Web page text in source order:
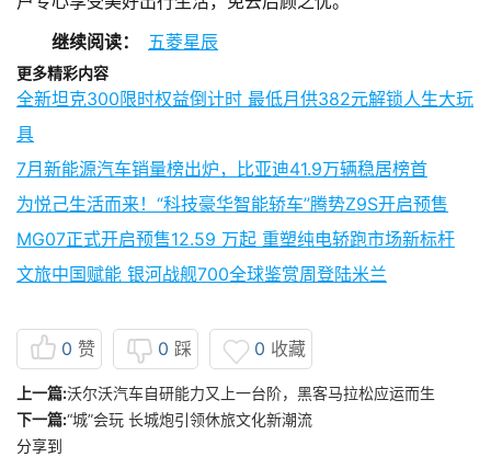
继续阅读：
五菱星辰
更多精彩内容
全新坦克300限时权益倒计时 最低月供382元解锁人生大玩
具
7月新能源汽车销量榜出炉，比亚迪41.9万辆稳居榜首
为悦己生活而来！“科技豪华智能轿车”腾势Z9S开启预售
MG07正式开启预售12.59 万起 重塑纯电轿跑市场新标杆
文旅中国赋能 银河战舰700全球鉴赏周登陆米兰
0 赞 0 踩 0 收藏
上一篇:沃尔沃汽车自研能力又上一台阶，黑客马拉松应运而生
下一篇:“城”会玩 长城炮引领休旅文化新潮流
分享到